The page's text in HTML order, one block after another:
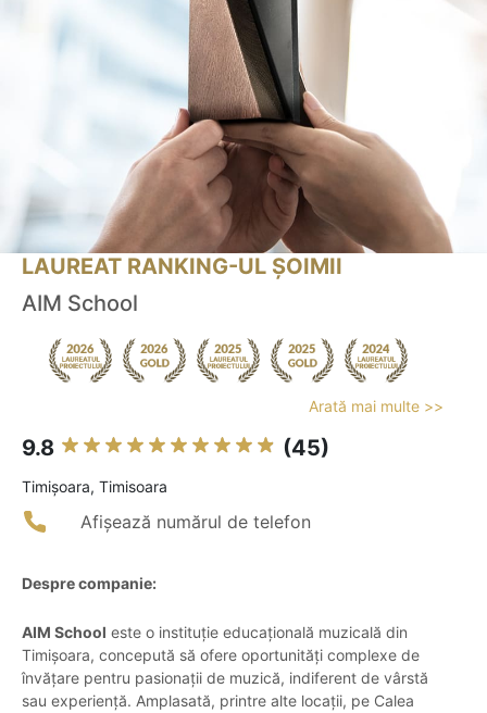
LAUREAT RANKING-UL ȘOIMII
AIM School
Arată mai multe >>
9.8 (45)
Timişoara, Timisoara
Afișează numărul de telefon
Despre companie:
AIM School este o instituție educațională muzicală din
Timișoara, concepută să ofere oportunități complexe de
învățare pentru pasionații de muzică, indiferent de vârstă
sau experiență. Amplasată, printre alte locații, pe Calea